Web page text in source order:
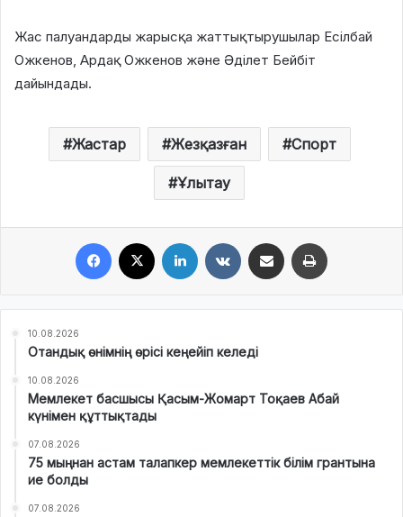
Жас палуандарды жарысқа жаттықтырушылар Есілбай
Ожкенов, Ардақ Ожкенов және Әділет Бейбіт
дайындады.
Жастар Жезқазған Спорт
Ұлытау
10.08.2026
Отандық өнімнің өрісі кеңейіп келеді
10.08.2026
Мемлекет басшысы Қасым-Жомарт Тоқаев Абай
күнімен құттықтады
07.08.2026
75 мыңнан астам талапкер мемлекеттік білім грантына
ие болды
07.08.2026